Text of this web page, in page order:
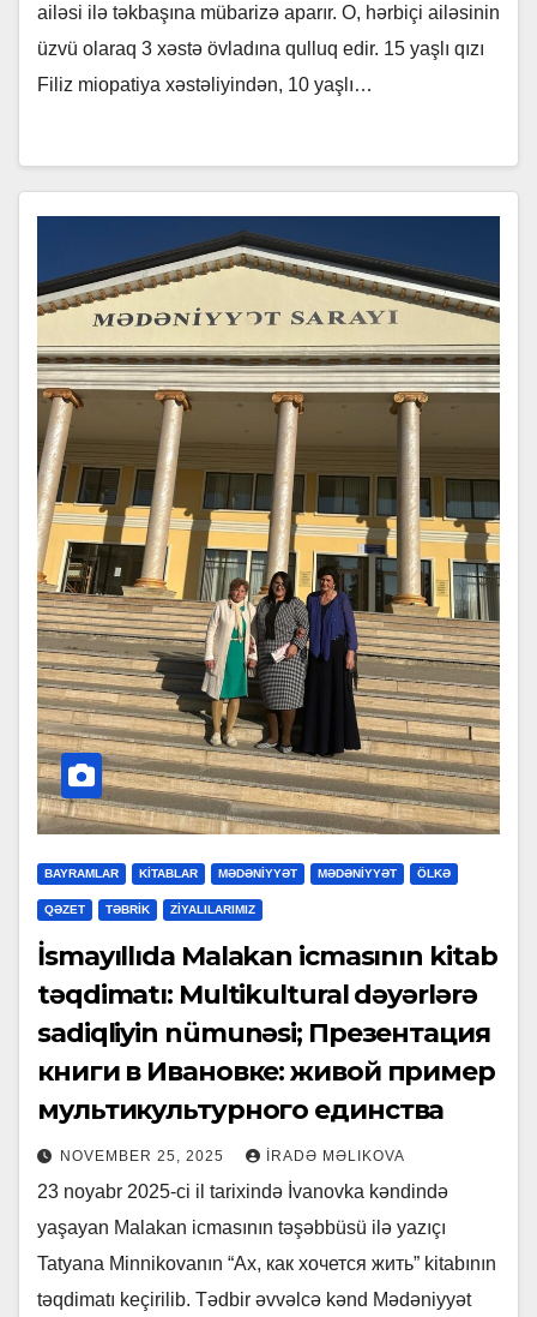
ailəsi ilə təkbaşına mübarizə aparır. O, hərbiçi ailəsinin
üzvü olaraq 3 xəstə övladına qulluq edir. 15 yaşlı qızı
Filiz miopatiya xəstəliyindən, 10 yaşlı…
BAYRAMLAR KİTABLAR MƏDƏNİYYƏT MƏDƏNİYYƏT ÖLKƏ
QƏZET TƏBRİK ZİYALILARIMIZ
İsmayıllıda Malakan icmasının kitab
təqdimatı: Multikultural dəyərlərə
sadiqliyin nümunəsi; Презентация
книги в Ивановке: живой пример
мультикультурного единства
NOVEMBER 25, 2025 İRADƏ MƏLIKOVA
23 noyabr 2025-ci il tarixində İvanovka kəndində
yaşayan Malakan icmasının təşəbbüsü ilə yazıçı
Tatyana Minnikovanın “Ах, как хочется жить” kitabının
təqdimatı keçirilib. Tədbir əvvəlcə kənd Mədəniyyət